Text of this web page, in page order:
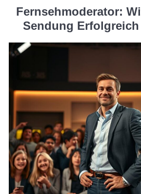
Fernsehmoderator:
Sendung